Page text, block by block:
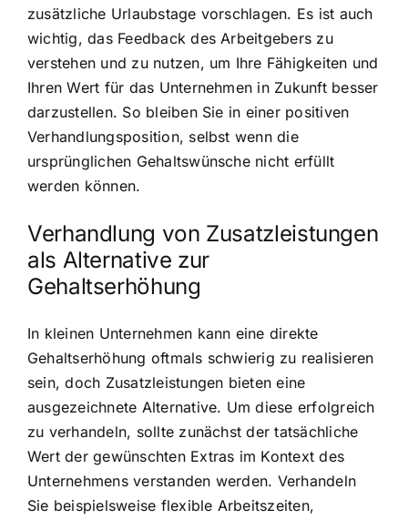
zusätzliche Urlaubstage vorschlagen. Es ist auch
wichtig, das Feedback des Arbeitgebers zu
verstehen und zu nutzen, um Ihre Fähigkeiten und
Ihren Wert für das Unternehmen in Zukunft besser
darzustellen. So bleiben Sie in einer positiven
Verhandlungsposition, selbst wenn die
ursprünglichen Gehaltswünsche nicht erfüllt
werden können.
Verhandlung von Zusatzleistungen
als Alternative zur
Gehaltserhöhung
In kleinen Unternehmen kann eine direkte
Gehaltserhöhung oftmals schwierig zu realisieren
sein, doch Zusatzleistungen bieten eine
ausgezeichnete Alternative. Um diese erfolgreich
zu verhandeln, sollte zunächst der tatsächliche
Wert der gewünschten Extras im Kontext des
Unternehmens verstanden werden. Verhandeln
Sie beispielsweise flexible Arbeitszeiten,